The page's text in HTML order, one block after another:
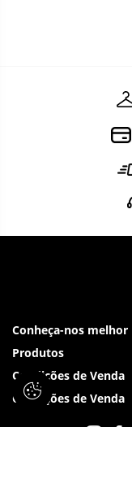
Conheça-nos melhor
Produtos
Condições de Venda
Condições de Venda